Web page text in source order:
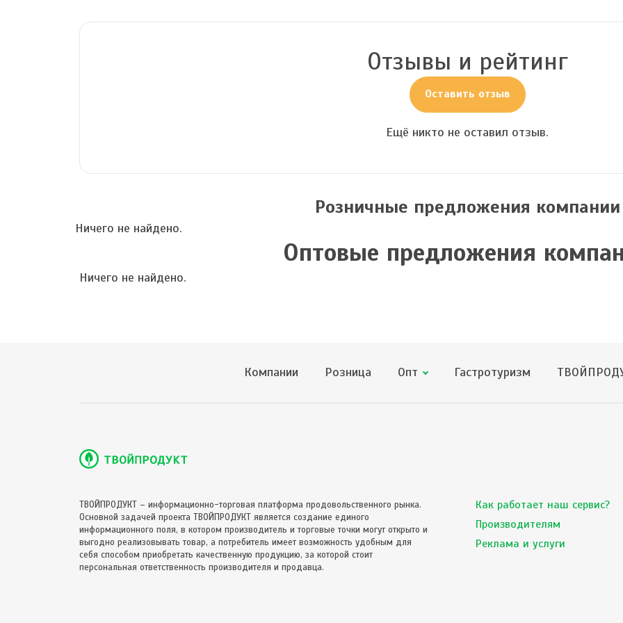
Отзывы и рейтинг
Оставить отзыв
Ещё никто не оставил отзыв.
Розничные предложения компании
Ничего не найдено.
Оптовые предложения
Ничего не найдено.
Компании Розница Опт Гастротуризм
ТВОЙПРОДУКТ – информационно-торговая платформа продовольственного рынка.
Основной задачей проекта ТВОЙПРОДУКТ является создание единого
информационного поля, в котором производитель и торговые точки могут открыто и
выгодно реализовывать товар, а потребитель имеет возможность удобным для
себя способом приобретать качественную продукцию, за которой стоит
персональная ответственность производителя и продавца.
Как работает наш сервис?
Производителям
Реклама и услуги